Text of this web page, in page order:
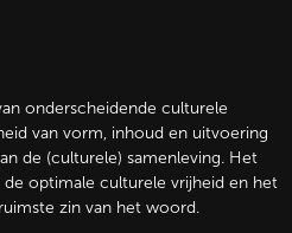
onderscheidende culturele
van vorm, inhoud en uitvoering
de (culturele) samenleving. Het
optimale culturele vrijheid en het
zin van het woord.